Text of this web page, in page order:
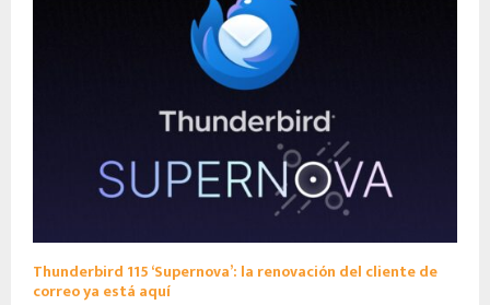
Thunderbird 115 ‘Supernova’: la renovación del cliente de
correo ya está aquí